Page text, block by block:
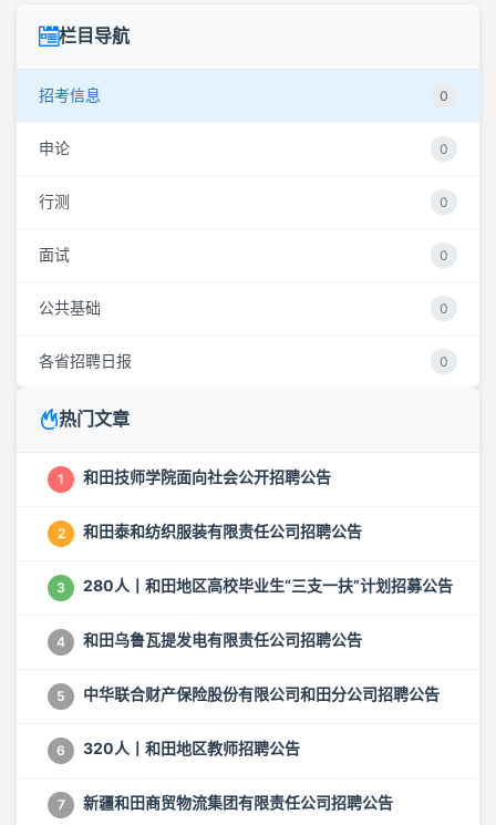
栏目导航
招考信息 0
申论 0
行测 0
面试 0
公共基础 0
各省招聘日报 0
热门文章
1 和田技师学院面向社会公开招聘公告
2 和田泰和纺织服装有限责任公司招聘公告
3 280人丨和田地区高校毕业生“三支一扶”计划招募公告
4 和田乌鲁瓦提发电有限责任公司招聘公告
5 中华联合财产保险股份有限公司和田分公司招聘公告
6 320人丨和田地区教师招聘公告
7 新疆和田商贸物流集团有限责任公司招聘公告